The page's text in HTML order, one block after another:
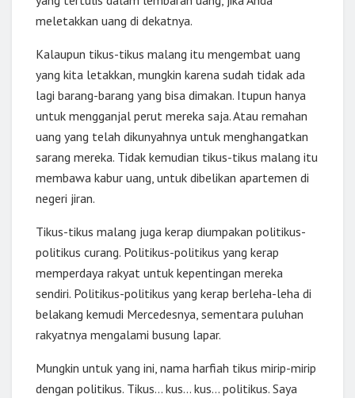
meletakkan uang di dekatnya.
Kalaupun tikus-tikus malang itu mengembat uang
yang kita letakkan, mungkin karena sudah tidak ada
lagi barang-barang yang bisa dimakan. Itupun hanya
untuk mengganjal perut mereka saja. Atau remahan
uang yang telah dikunyahnya untuk menghangatkan
sarang mereka. Tidak kemudian tikus-tikus malang itu
membawa kabur uang, untuk dibelikan apartemen di
negeri jiran.
Tikus-tikus malang juga kerap diumpakan politikus-
politikus curang. Politikus-politikus yang kerap
memperdaya rakyat untuk kepentingan mereka
sendiri. Politikus-politikus yang kerap berleha-leha di
belakang kemudi Mercedesnya, sementara puluhan
rakyatnya mengalami busung lapar.
Mungkin untuk yang ini, nama harfiah tikus mirip-mirip
dengan politikus. Tikus… kus… kus… politikus. Saya